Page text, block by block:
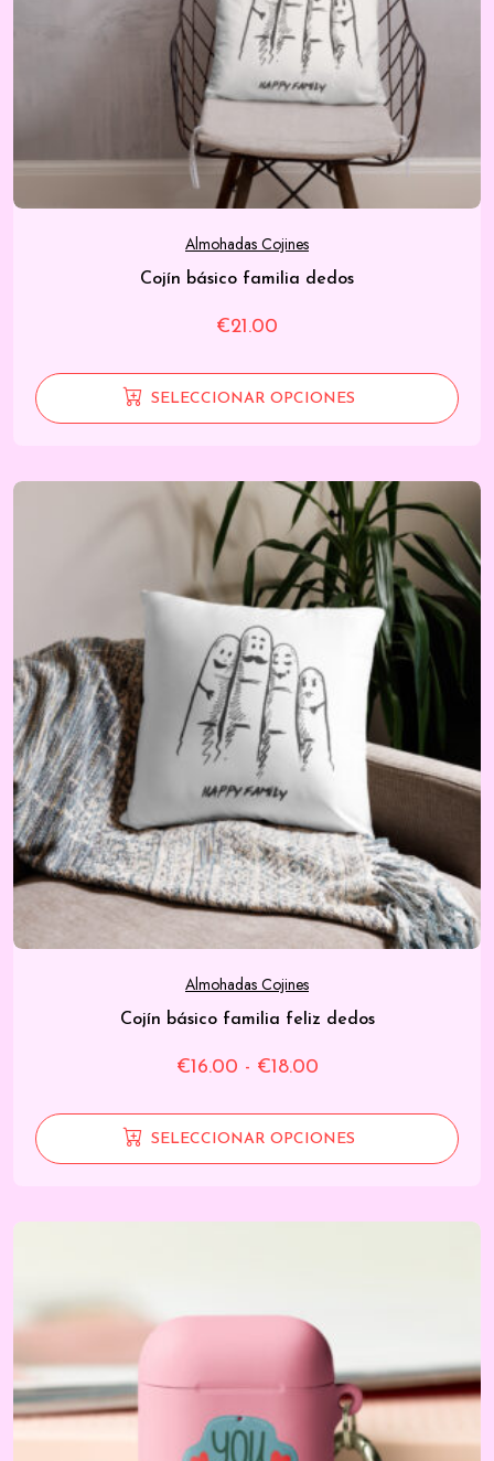
Almohadas Cojines
Cojín básico familia dedos
€21.00
SELECCIONAR OPCIONES
Almohadas Cojines
Cojín básico familia feliz dedos
€16.00 - €18.00Rango
precios:
SELECCIONAR OPCIONES